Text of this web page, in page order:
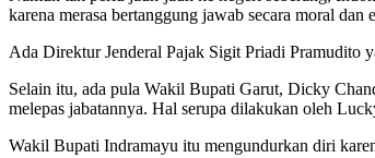
karena merasa bertanggung jawab secara moral dan
Ada Direktur Jenderal Pajak Sigit Priadi Pramudito
Selain itu, ada pula Wakil Bupati Garut, Dicky
melepas jabatannya. Hal serupa dilakukan oleh
Wakil Bupati Indramayu itu mengundurkan diri